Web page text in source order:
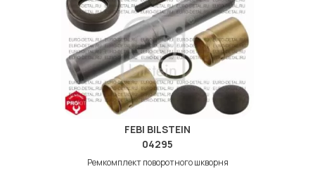
FEBI BILSTEIN
04295
Ремкомплект поворотного шкворня